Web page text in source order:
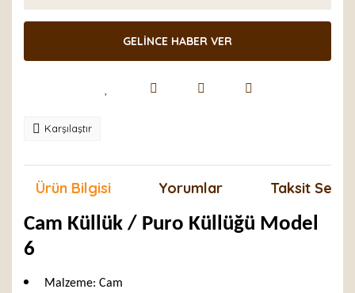
GELİNCE HABER VER
Karşılaştır
Ürün Bilgisi Yorumlar Taksit
Cam Küllük / Puro Küllüğü Model
6
Malzeme: Cam